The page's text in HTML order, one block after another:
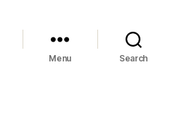
Menu Search